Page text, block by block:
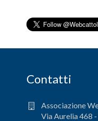
Contatti
Associazione
Via Aurelia 468